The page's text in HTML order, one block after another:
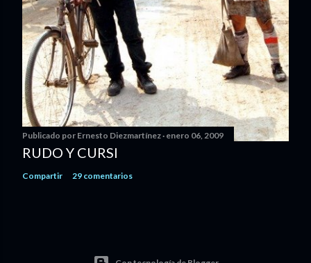
Publicado por Ernesto Diezmartínez enero 06, 2009
RUDO Y CURSI
Compartir 29 comentarios